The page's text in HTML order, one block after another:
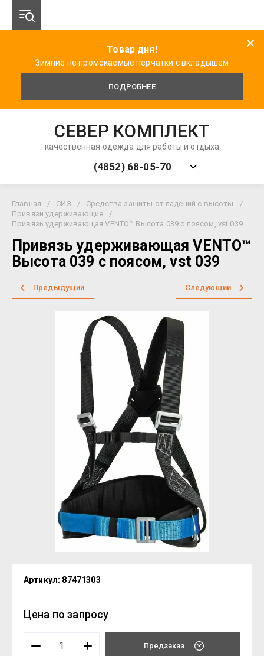
Товар дня!
Зимние не промокаемые перчатки с вкладышем
ПОДРОБНЕЕ
СЕВЕР КОМПЛЕКТ
качественная одежда для работы и отдыха
(4852) 68-05-70
Главная / СИЗ / Средства защиты от падений с высоты
/
Привязи удерживающие
/
Привязь удерживающая VENTO™ Высота 039 с поясом, vst 039
Привязь удерживающая VENTO™
Высота 039 с поясом, vst 039
Предыдущий Следующий
Артикул: 87471303
Цена по запросу
Предзаказ